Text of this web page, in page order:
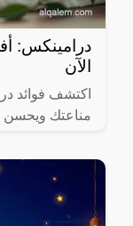
الآن
اكتشف فوائد
مناعتك ويحسن